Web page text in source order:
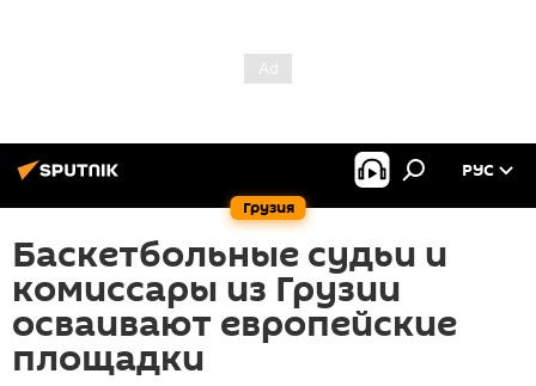
Грузия
РУС
Баскетбольные судьи и
комиссары из Грузии
осваивают европейские
площадки